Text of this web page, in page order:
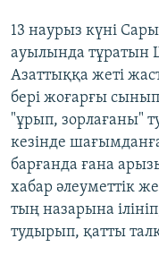
13 наурыз күні
ауылында тұратын
Азаттыққа жеті
бері жоғарғы
"ұрып, зорлағаны"
кезінде
барғанда ғана
хабар әлеуметтік
тың назарына
тудырып, қатты